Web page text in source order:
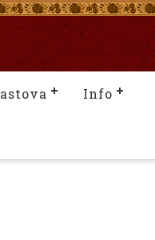
Info